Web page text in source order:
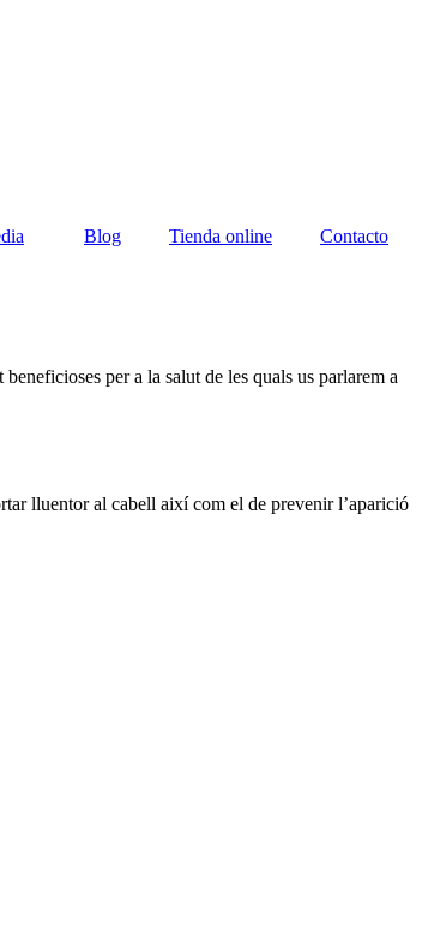
Blog Tienda online Contacto
per a la salut de les quals us parlarem a
lluentor al cabell així com el de prevenir l’aparició